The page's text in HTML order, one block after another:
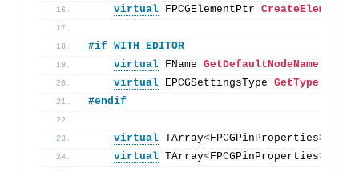
virtual FPCGElementPtr CreateElement
#if WITH_EDITOR
virtual FName GetDefaultNodeName
virtual EPCGSettingsType GetType
#endif
virtual TArray<FPCGPinProperties>
virtual TArray<FPCGPinProperties>